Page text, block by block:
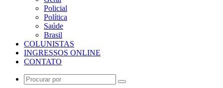
Policial
Política
Saúde
Brasil
COLUNISTAS
INGRESSOS ONLINE
CONTATO
Procurar